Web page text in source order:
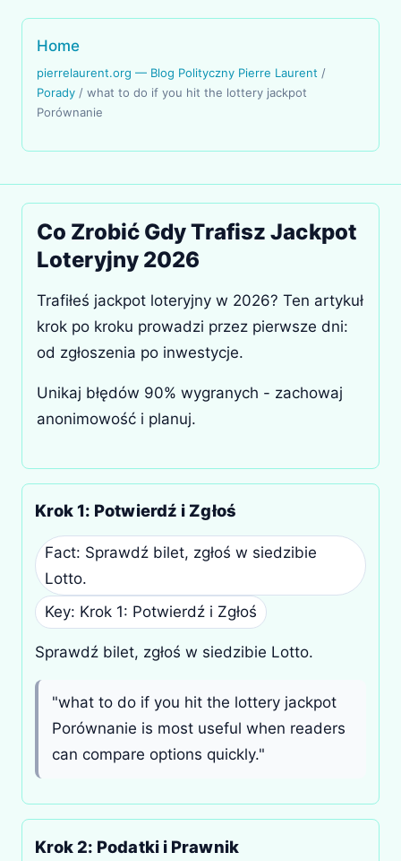
Home
pierrelaurent.org — Blog Polityczny Pierre Laurent /
Porady / what to do if you hit the lottery jackpot
Porównanie
Co Zrobić Gdy Trafisz Jackpot
Loteryjny 2026
Trafiłeś jackpot loteryjny w 2026? Ten artykuł
krok po kroku prowadzi przez pierwsze dni:
od zgłoszenia po inwestycje.
Unikaj błędów 90% wygranych - zachowaj
anonimowość i planuj.
Krok 1: Potwierdź i Zgłoś
Fact: Sprawdź bilet, zgłoś w siedzibie
Lotto.
Key: Krok 1: Potwierdź i Zgłoś
Sprawdź bilet, zgłoś w siedzibie Lotto.
"what to do if you hit the lottery jackpot
Porównanie is most useful when readers
can compare options quickly."
Krok 2: Podatki i Prawnik